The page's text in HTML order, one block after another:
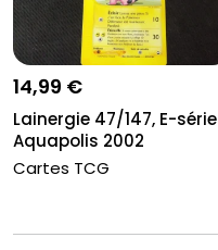
14,99 €
Lainergie 47/147, E-série
Aquapolis 2002
Cartes TCG